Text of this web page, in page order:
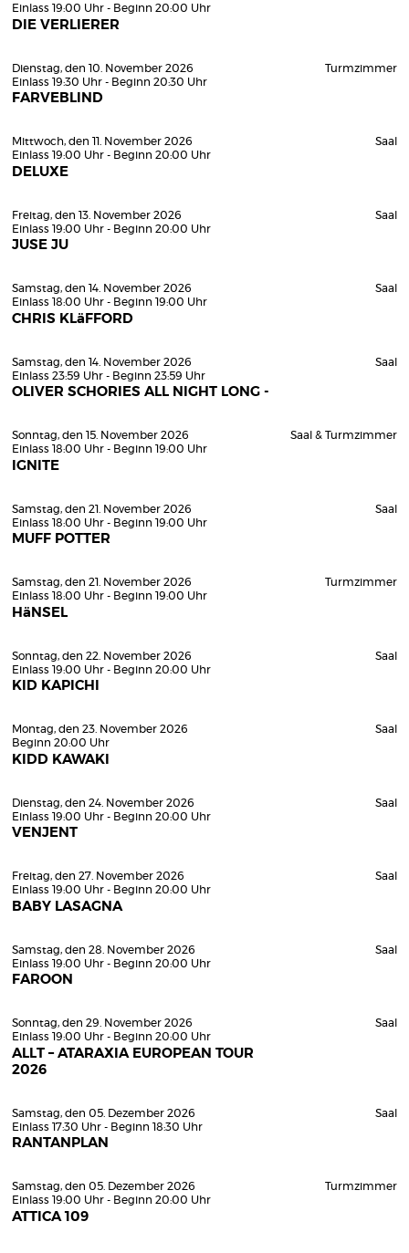
Einlass 19:00 Uhr - Beginn 20:00 Uhr
DIE VERLIERER
Dienstag, den 10. November 2026
Einlass 19:30 Uhr - Beginn 20:30 Uhr
FARVEBLIND
Turmzimmer
Mittwoch, den 11. November 2026
Einlass 19:00 Uhr - Beginn 20:00 Uhr
DELUXE
Saal
Freitag, den 13. November 2026
Einlass 19:00 Uhr - Beginn 20:00 Uhr
JUSE JU
Saal
Samstag, den 14. November 2026
Einlass 18:00 Uhr - Beginn 19:00 Uhr
CHRIS KLäFFORD
Saal
Samstag, den 14. November 2026
Einlass 23:59 Uhr - Beginn 23:59 Uhr
OLIVER SCHORIES ALL NIGHT LONG -
Saal
Sonntag, den 15. November 2026
Einlass 18:00 Uhr - Beginn 19:00 Uhr
IGNITE
Saal & Turmzimmer
Samstag, den 21. November 2026
Einlass 18:00 Uhr - Beginn 19:00 Uhr
MUFF POTTER
Saal
Samstag, den 21. November 2026
Einlass 18:00 Uhr - Beginn 19:00 Uhr
HäNSEL
Turmzimmer
Sonntag, den 22. November 2026
Einlass 19:00 Uhr - Beginn 20:00 Uhr
KID KAPICHI
Saal
Montag, den 23. November 2026
Beginn 20:00 Uhr
KIDD KAWAKI
Saal
Dienstag, den 24. November 2026
Einlass 19:00 Uhr - Beginn 20:00 Uhr
VENJENT
Saal
Freitag, den 27. November 2026
Einlass 19:00 Uhr - Beginn 20:00 Uhr
BABY LASAGNA
Saal
Samstag, den 28. November 2026
Einlass 19:00 Uhr - Beginn 20:00 Uhr
FAROON
Saal
Sonntag, den 29. November 2026
Einlass 19:00 Uhr - Beginn 20:00 Uhr
ALLT – ATARAXIA EUROPEAN TOUR
2026
Saal
Samstag, den 05. Dezember 2026
Einlass 17:30 Uhr - Beginn 18:30 Uhr
RANTANPLAN
Saal
Samstag, den 05. Dezember 2026
Einlass 19:00 Uhr - Beginn 20:00 Uhr
ATTICA 109
Turmzimmer